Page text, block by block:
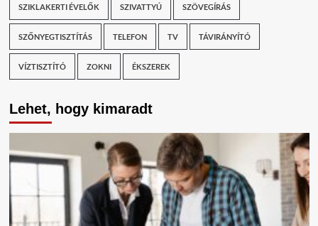
SZIKLAKERTI ÉVELŐK SZIVATTYÚ SZÖVEGÍRÁS
SZŐNYEGTISZTÍTÁS TELEFON TV TÁVIRÁNYÍTÓ
VÍZTISZTÍTÓ ZOKNI ÉKSZEREK
Lehet, hogy kimaradt